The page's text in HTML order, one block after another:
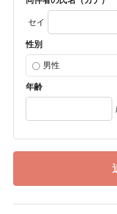
セイ
性別
男性
年齢